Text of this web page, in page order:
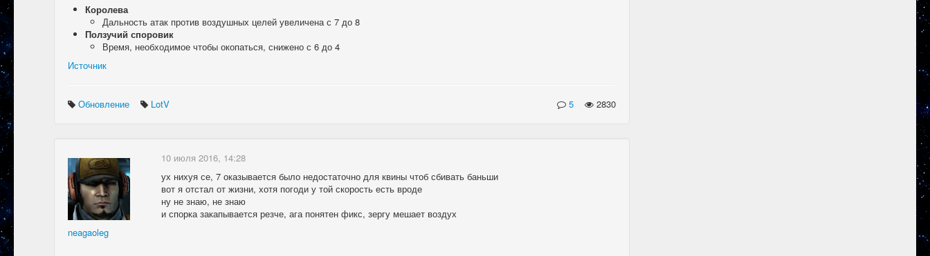
Королева
Дальность атак против воздушных целей увеличена с 7 до 8
Ползучий споровик
Время, необходимое чтобы окопаться, снижено с 6 до 4
Источник
Обновление LotV 5 2830
neagaoleg
10 июля 2016, 14:28
ух нихуя се, 7 оказывается было недостаточно для квины чтоб сбивать баньши
вот я отстал от жизни, хотя погоди у той скорость есть вроде
ну не знаю, не знаю
и спорка закапывается резче, ага понятен фикс, зергу мешает воздух